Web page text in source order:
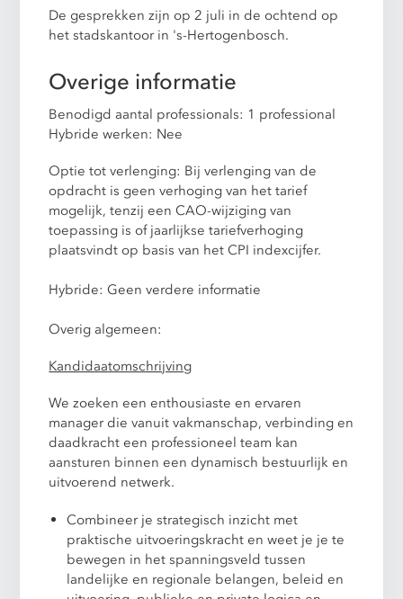
De gesprekken zijn op 2 juli in de ochtend op
het stadskantoor in 's-Hertogenbosch.
Overige informatie
Benodigd aantal professionals: 1 professional
Hybride werken: Nee
Optie tot verlenging: Bij verlenging van de
opdracht is geen verhoging van het tarief
mogelijk, tenzij een CAO-wijziging van
toepassing is of jaarlijkse tariefverhoging
plaatsvindt op basis van het CPI indexcijfer.
Hybride: Geen verdere informatie
Overig algemeen:
Kandidaatomschrijving
We zoeken een enthousiaste en ervaren
manager die vanuit vakmanschap, verbinding en
daadkracht een professioneel team kan
aansturen binnen een dynamisch bestuurlijk en
uitvoerend netwerk.
Combineer je strategisch inzicht met
praktische uitvoeringskracht en weet je je te
bewegen in het spanningsveld tussen
landelijke en regionale belangen, beleid en